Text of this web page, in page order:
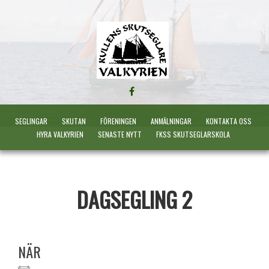
FÖLJ
OSS
PÅ
FACEBOOK
SEGLINGAR SKUTAN FÖRENINGEN ANMÄLNINGAR
KONTAKTA OSS
HYRA VALKYRIEN
SENASTE NYTT FKSS SKUTSEGLARSKOLA
DAGSEGLING 2
NÄR